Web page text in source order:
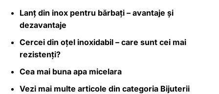
Lanț din inox pentru bărbați – avantaje și
dezavantaje
Cercei din oțel inoxidabil – care sunt cei mai
rezistenți?
Cea mai buna apa micelara
Vezi mai multe articole din categoria Bijuterii